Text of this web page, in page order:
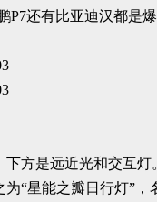
P7还有比亚迪汉都是
方是远近光和交互
“星能之瓣日行灯”，